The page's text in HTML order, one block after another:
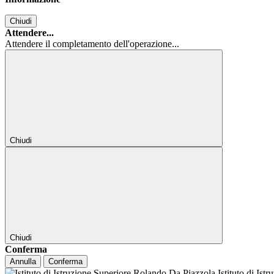
Chiudi
Attendere...
Attendere il completamento dell'operazione...
Chiudi
Chiudi
Conferma
Annulla Conferma